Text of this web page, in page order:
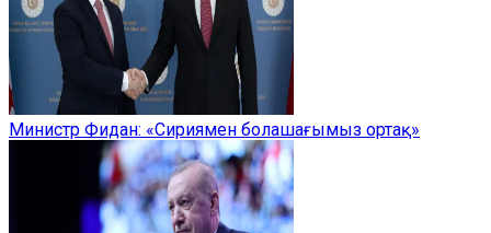
Министр Фидан: «Сириямен болашағымыз ортақ»